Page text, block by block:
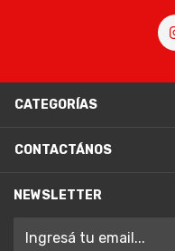
CATEGORÍAS
CONTACTÁNOS
NEWSLETTER